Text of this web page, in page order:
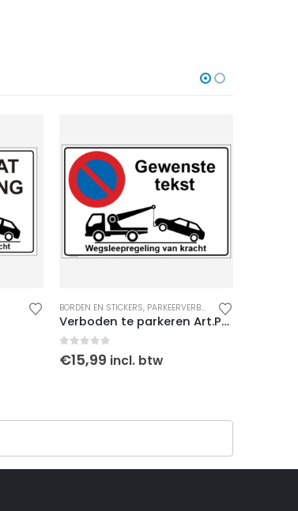
BORDEN EN STICKERS, PARKEERVERBOD
Verboden te parkeren Art.P8, Gewenste tekst
out of 5
€15,99 incl. btw